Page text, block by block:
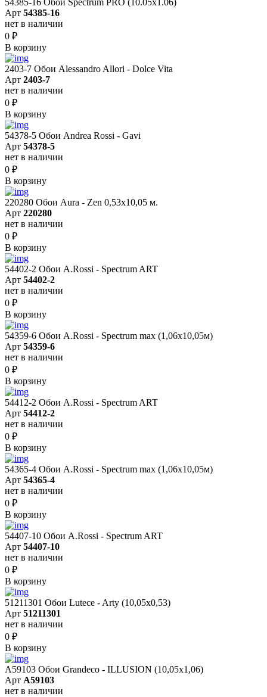
Арт 54385-16
нет в наличии
0 ₽
В корзину
2403-7 Обои Alessandro Allori - Dolce Vita
Арт 2403-7
нет в наличии
0 ₽
В корзину
54378-5 Обои Andrea Rossi - Gavi
Арт 54378-5
нет в наличии
0 ₽
В корзину
220280 Обои Aura - Zen 0,53х10,05 м.
Арт 220280
нет в наличии
0 ₽
В корзину
54402-2 Обои A.Rossi - Spectrum ART
Арт 54402-2
нет в наличии
0 ₽
В корзину
54359-6 Обои A.Rossi - Spectrum max (1,06x10,05м)
Арт 54359-6
нет в наличии
0 ₽
В корзину
54412-2 Обои A.Rossi - Spectrum ART
Арт 54412-2
нет в наличии
0 ₽
В корзину
54365-4 Обои A.Rossi - Spectrum max (1,06x10,05м)
Арт 54365-4
нет в наличии
0 ₽
В корзину
54407-10 Обои A.Rossi - Spectrum ART
Арт 54407-10
нет в наличии
0 ₽
В корзину
51211301 Обои Lutece - Arty (10,05x0,53)
Арт 51211301
нет в наличии
0 ₽
В корзину
A59103 Обои Grandeco - ILLUSION (10,05х1,06)
Арт A59103
нет в наличии